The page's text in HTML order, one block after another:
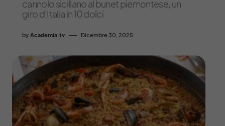
cannolo siciliano al bunet piemontese, un
giro d’Italia in 10 dolci
by Academia.tv Dicembre 30, 2025